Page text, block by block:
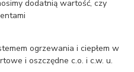
dodatnią wartość, czy
ogrzewania i ciepłem w
i oszczędne c.o. i c.w. u.